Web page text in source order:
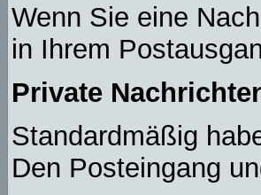
Wenn Sie eine
in Ihrem
Private
Standardmäßig
Den Posteingang